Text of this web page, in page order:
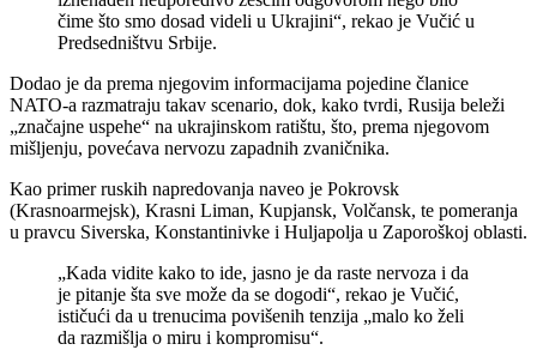
čime što smo dosad videli u Ukrajini“, rekao je Vučić u
Predsedništvu Srbije.
Dodao je da prema njegovim informacijama pojedine članice
NATO-a razmatraju takav scenario, dok, kako tvrdi, Rusija beleži
„značajne uspehe“ na ukrajinskom ratištu, što, prema njegovom
mišljenju, povećava nervozu zapadnih zvaničnika.
Kao primer ruskih napredovanja naveo je Pokrovsk
(Krasnoarmejsk), Krasni Liman, Kupjansk, Volčansk, te pomeranja
u pravcu Siverska, Konstantinivke i Huljapolja u Zaporoškoj oblasti.
„Kada vidite kako to ide, jasno je da raste nervoza i da
je pitanje šta sve može da se dogodi“, rekao je Vučić,
ističući da u trenucima povišenih tenzija „malo ko želi
da razmišlja o miru i kompromisu“.